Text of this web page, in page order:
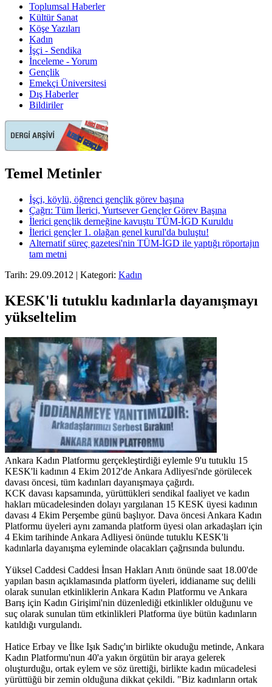
Toplumsal Haberler
Kültür Sanat
Köşe Yazıları
Kadın
İşçi - Sendika
İnceleme - Yorum
Gençlik
Emekçi Üniversitesi
Dış Haberler
Bildiriler
Temel Metinler
İşçi, köylü, öğrenci gençlik görev başına
Çağrı: Tüm İlerici, Yurtsever Gençler Görev Başına
İlerici gençlik derneğine kavuştu TÜM-İGD Kuruldu
İlerici gençler 1. olağan genel kurul'da buluştu!
Alternatif süreç gazetesi'nin TÜM-İGD ile yaptığı röportajın
tam metni
Tarih: 29.09.2012 | Kategori: Kadın
KESK'li tutuklu kadınlarla dayanışmayı
yükseltelim
Ankara Kadın Platformu gerçekleştirdiği eylemle 9'u tutuklu 15
KESK'li kadının 4 Ekim 2012'de Ankara Adliyesi'nde görülecek
davası öncesi, tüm kadınları dayanışmaya çağırdı.
KCK davası kapsamında, yürüttükleri sendikal faaliyet ve kadın
hakları mücadelesinden dolayı yargılanan 15 KESK üyesi kadının
davası 4 Ekim Perşembe günü başlıyor. Dava öncesi Ankara Kadın
Platformu üyeleri aynı zamanda platform üyesi olan arkadaşları için
4 Ekim tarihinde Ankara Adliyesi önünde tutuklu KESK'li
kadınlarla dayanışma eyleminde olacakları çağrısında bulundu.
Yüksel Caddesi Caddesi İnsan Hakları Anıtı önünde saat 18.00'de
yapılan basın açıklamasında platform üyeleri, iddianame suç delili
olarak sunulan etkinliklerin Ankara Kadın Platformu ve Ankara
Barış için Kadın Girişimi'nin düzenlediği etkinlikler olduğunu ve
suç olarak sunulan tüm etkinlikleri Platforma üye bütün kadınların
katıldığı vurgulandı.
Hatice Erbay ve İlke Işık Sadıç'ın birlikte okuduğu metinde, Ankara
Kadın Platformu'nun 40'a yakın örgütün bir araya gelerek
oluşturduğu, ortak eylem ve söz ürettiği, birlikte kadın mücadelesi
yürüttüğü bir zemin olduğuna dikkat çekildi. "Biz kadınların ortak